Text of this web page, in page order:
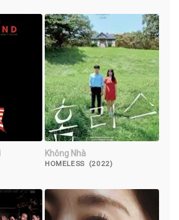
Không Nhà
HOMELESS (2022)